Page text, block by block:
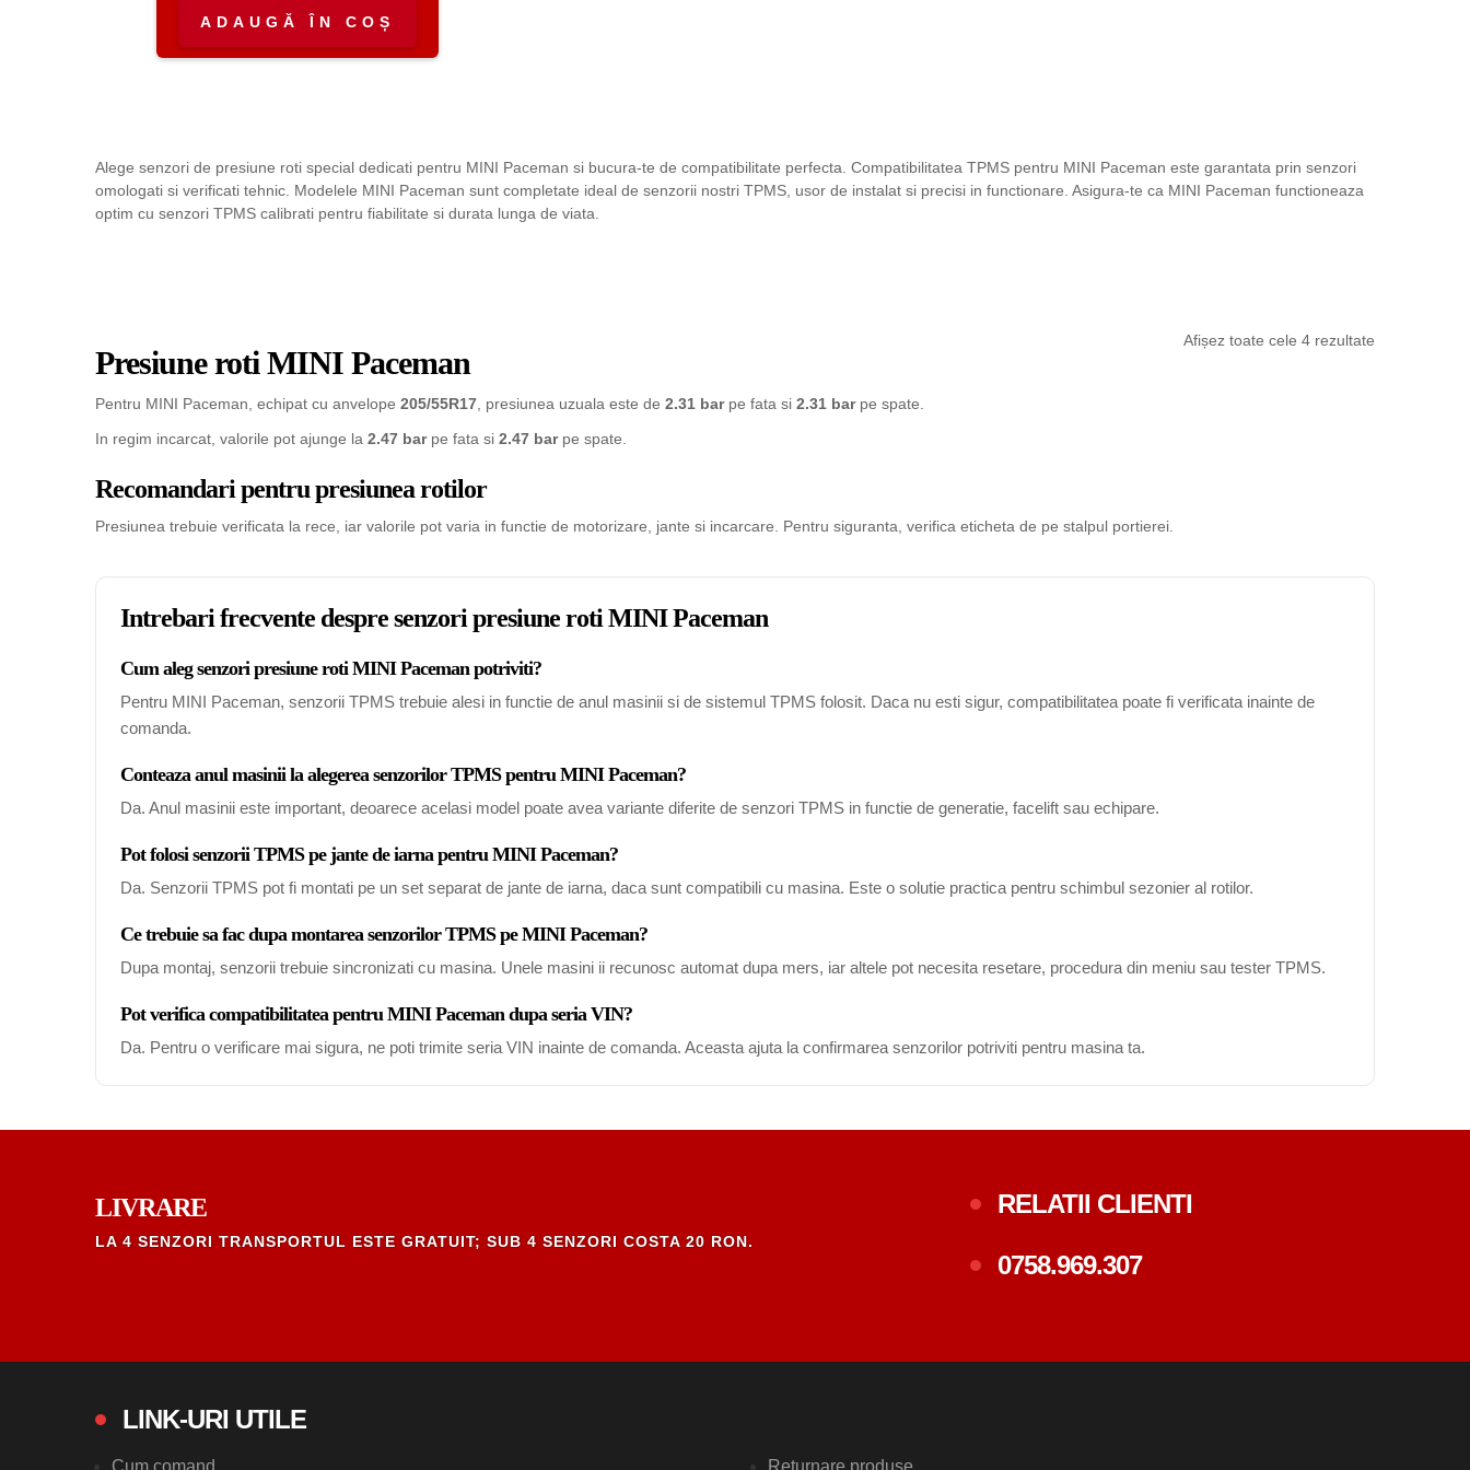
ADAUGĂ ÎN COȘ
Alege senzori de presiune roti special dedicati pentru MINI Paceman si bucura-te de compatibilitate perfecta. Compatibilitatea TPMS pentru MINI Paceman este garantata prin senzori
omologati si verificati tehnic. Modelele MINI Paceman sunt completate ideal de senzorii nostri TPMS, usor de instalat si precisi in functionare. Asigura-te ca MINI Paceman functioneaza
optim cu senzori TPMS calibrati pentru fiabilitate si durata lunga de viata.
Afișez toate cele 4 rezultate
Presiune roti MINI Paceman
Pentru MINI Paceman, echipat cu anvelope 205/55R17 , presiunea uzuala este de 2.31 barpe fata si 2.31 barpe spate.
In regim incarcat, valorile pot ajunge la 2.47 barpe fata si 2.47 barpe spate.
Recomandari pentru presiunea rotilor
Presiunea trebuie verificata la rece, iar valorile pot varia in functie de motorizare, jante si incarcare. Pentru siguranta, verifica eticheta de pe stalpul portierei.
Intrebari frecvente despre senzori presiune roti MINI Paceman
Cum aleg senzori presiune roti MINI Paceman potriviti?
Pentru MINI Paceman, senzorii TPMS trebuie alesi in functie de anul masinii si de sistemul TPMS folosit. Daca nu esti sigur, compatibilitatea poate fi verificata inainte de
comanda.
Conteaza anul masinii la alegerea senzorilor TPMS pentru MINI Paceman?
Da. Anul masinii este important, deoarece acelasi model poate avea variante diferite de senzori TPMS in functie de generatie, facelift sau echipare.
Pot folosi senzorii TPMS pe jante de iarna pentru MINI Paceman?
Da. Senzorii TPMS pot fi montati pe un set separat de jante de iarna, daca sunt compatibili cu masina. Este o solutie practica pentru schimbul sezonier al rotilor.
Ce trebuie sa fac dupa montarea senzorilor TPMS pe MINI Paceman?
Dupa montaj, senzorii trebuie sincronizati cu masina. Unele masini ii recunosc automat dupa mers, iar altele pot necesita resetare, procedura din meniu sau tester TPMS.
Pot verifica compatibilitatea pentru MINI Paceman dupa seria VIN?
Da. Pentru o verificare mai sigura, ne poti trimite seria VIN inainte de comanda. Aceasta ajuta la confirmarea senzorilor potriviti pentru masina ta.
LIVRARE
LA 4 SENZORI TRANSPORTUL ESTE GRATUIT; SUB 4 SENZORI COSTA 20 RON.
RELATII CLIENTI
0758.969.307
LINK-URI UTILE
Cum comand
Returnare produse